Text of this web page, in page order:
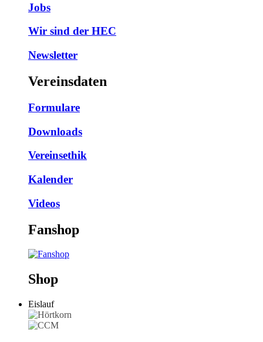
Jobs
Wir sind der HEC
Newsletter
Vereinsdaten
Formulare
Downloads
Vereinsethik
Kalender
Videos
Fanshop
Shop
Eislauf